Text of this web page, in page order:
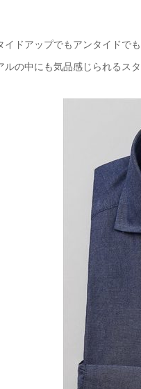
イドアップでもアンタイドで
ルの中にも気品感じられるス